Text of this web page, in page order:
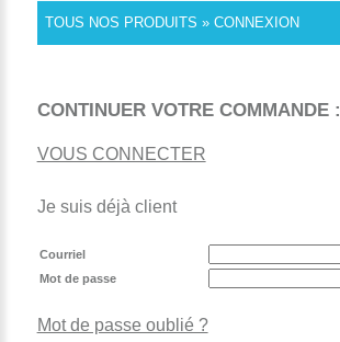
TOUS NOS PRODUITS » CONNEXION
CONTINUER VOTRE COMMANDE :
VOUS CONNECTER
Je suis déjà client
Courriel
Mot de passe
Mot de passe oublié ?